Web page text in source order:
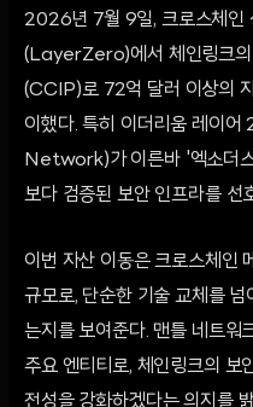
2026년 7월 9일, 크로스체인
(LayerZero)에서 체인링크의
(CCIP)로 72억 달러 이상의
이했다. 특히 이더리움 레이
Network)가 이른바 '엑소더
보다 검증된 보안 인프라를 선
이번 자산 이동은 크로스체인
규모로, 단순한 기술 교체를
는지를 보여준다. 맨틀 네트워
주요 엔티티로, 체인링크의 보
전성을 강화하겠다는 의지를